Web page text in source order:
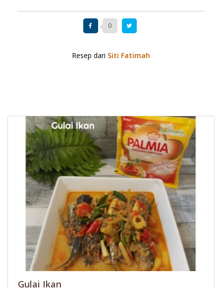
0
Resep dari Siti Fatimah
Gulai Ikan